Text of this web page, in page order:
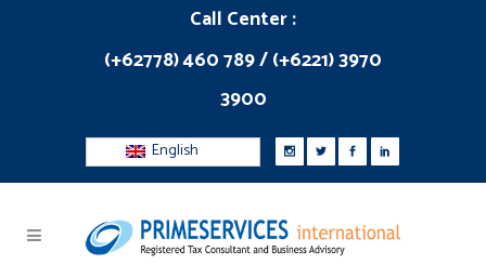
Call Center :
(+62778) 460 789 / (+6221) 3970
3900
English